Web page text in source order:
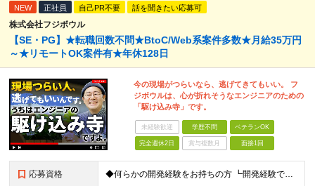
NEW 正社員 自己PR不要 話を聞きたい応募可
株式会社フジボウル
【SE・PG】★転職回数不問★BtoC/Web系案件多数★月給35万円
～★リモートOK案件有★年休128日
今の現場がつらいなら、逃げてきてもいい。 フ
ジボウルは、心が折れそうなエンジニアのための
「駆け込み寺」です。
未経験歓迎 学歴不問 ベテランOK
完全週休2日 賞与複数月 面接1回
応募資格 ◆何らかの開発経験をお持ちの方 ┗開発経験ではなく、運用・保守経験があるという方も、お気軽にご応募ください！ ┗ブランク・転職回数は不問です！ ┗ネガティブな応募理由も歓迎です！ ※学歴不問 ☆活か